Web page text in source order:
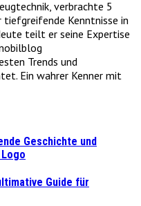
verbrachte 5
tiefgreifende Kenntnisse in
teilt er seine Expertise
Trends und
Ein wahrer Kenner mit
Geschichte und
Guide für